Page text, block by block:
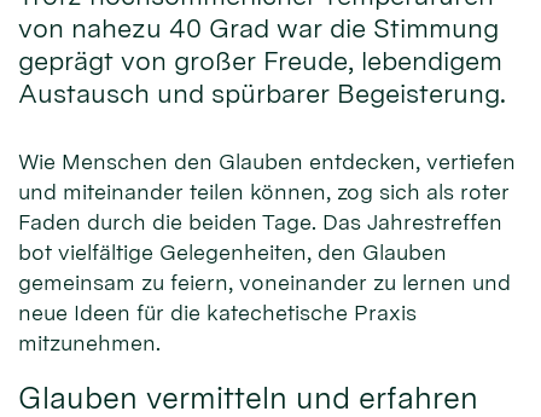
von nahezu 40 Grad war die Stimmung
geprägt von großer Freude, lebendigem
Austausch und spürbarer Begeisterung.
Wie Menschen den Glauben entdecken, vertiefen
und miteinander teilen können, zog sich als roter
Faden durch die beiden Tage. Das Jahrestreffen
bot vielfältige Gelegenheiten, den Glauben
gemeinsam zu feiern, voneinander zu lernen und
neue Ideen für die katechetische Praxis
mitzunehmen.
Glauben vermitteln und erfahren